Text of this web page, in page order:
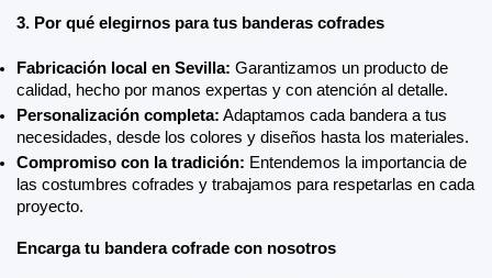
3. Por qué elegirnos para tus banderas cofrades
Fabricación local en Sevilla: Garantizamos un producto de
calidad, hecho por manos expertas y con atención al detalle.
Personalización completa: Adaptamos cada bandera a tus
necesidades, desde los colores y diseños hasta los materiales.
Compromiso con la tradición: Entendemos la importancia de
las costumbres cofrades y trabajamos para respetarlas en cada
proyecto.
Encarga tu bandera cofrade con nosotros